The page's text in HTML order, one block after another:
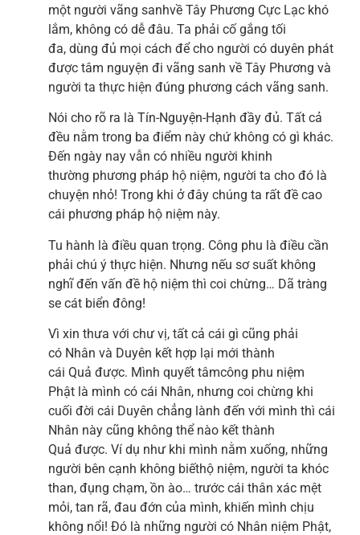
một người vãng sanhvề Tây Phương Cực Lạc khó
lắm, không có dễ đâu. Ta phải cố gắng tối
đa, dùng đủ mọi cách để cho người có duyên phát
được tâm nguyện đi vãng sanh về Tây Phương và
người ta thực hiện đúng phương cách vãng sanh.
Nói cho rõ ra là Tín-Nguyện-Hạnh đầy đủ. Tất cả
đều nằm trong ba điểm này chứ không có gì khác.
Đến ngày nay vẫn có nhiều người khinh
thường phương pháp hộ niệm, người ta cho đó là
chuyện nhỏ! Trong khi ở đây chúng ta rất đề cao
cái phương pháp hộ niệm này.
Tu hành là điều quan trọng. Công phu là điều cần
phải chú ý thực hiện. Nhưng nếu sơ suất không
nghĩ đến vấn đề hộ niệm thì coi chừng… Dã tràng
se cát biển đông!
Vì xin thưa với chư vị, tất cả cái gì cũng phải
có Nhân và Duyên kết hợp lại mới thành
cái Quả được. Mình quyết tâmcông phu niệm
Phật là mình có cái Nhân, nhưng coi chừng khi
cuối đời cái Duyên chẳng lành đến với mình thì cái
Nhân này cũng không thể nào kết thành
Quả được. Ví dụ như khi mình nằm xuống, những
người bên cạnh không biếthộ niệm, người ta khóc
than, đụng chạm, ồn ào… trước cái thân xác mệt
mỏi, tan rã, đau đớn của mình, khiến mình chịu
không nổi! Đó là những người có Nhân niệm Phật,